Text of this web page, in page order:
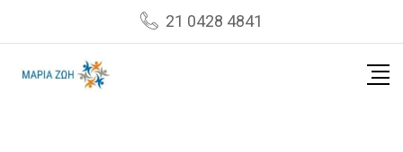
21 0428 4841